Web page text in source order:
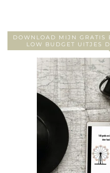
DOWNLOAD MIJN GRATIS
LOW BUDGET UITJES